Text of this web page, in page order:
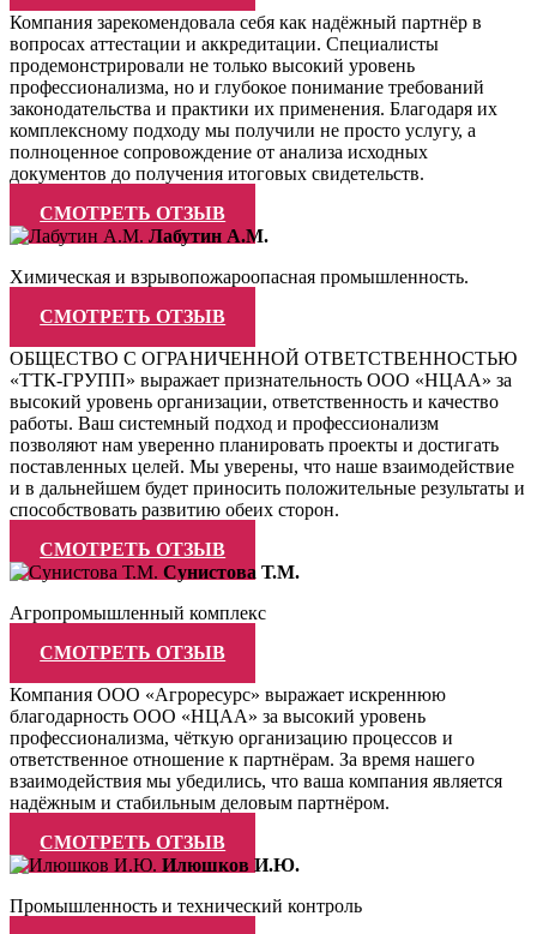
Компания зарекомендовала себя как надёжный партнёр в
вопросах аттестации и аккредитации. Специалисты
продемонстрировали не только высокий уровень
профессионализма, но и глубокое понимание требований
законодательства и практики их применения. Благодаря их
комплексному подходу мы получили не просто услугу, а
полноценное сопровождение от анализа исходных
документов до получения итоговых свидетельств.
СМОТРЕТЬ ОТЗЫВ
Лабутин А.М.
Химическая и взрывопожароопасная промышленность.
СМОТРЕТЬ ОТЗЫВ
ОБЩЕСТВО С ОГРАНИЧЕННОЙ ОТВЕТСТВЕННОСТЬЮ
«ТТК-ГРУПП» выражает признательность ООО «НЦАА» за
высокий уровень организации, ответственность и качество
работы. Ваш системный подход и профессионализм
позволяют нам уверенно планировать проекты и достигать
поставленных целей. Мы уверены, что наше взаимодействие
и в дальнейшем будет приносить положительные результаты и
способствовать развитию обеих сторон.
СМОТРЕТЬ ОТЗЫВ
Сунистова Т.М.
Агропромышленный комплекс
СМОТРЕТЬ ОТЗЫВ
Компания ООО «Агроресурс» выражает искреннюю
благодарность ООО «НЦАА» за высокий уровень
профессионализма, чёткую организацию процессов и
ответственное отношение к партнёрам. За время нашего
взаимодействия мы убедились, что ваша компания является
надёжным и стабильным деловым партнёром.
СМОТРЕТЬ ОТЗЫВ
Илюшков И.Ю.
Промышленность и технический контроль